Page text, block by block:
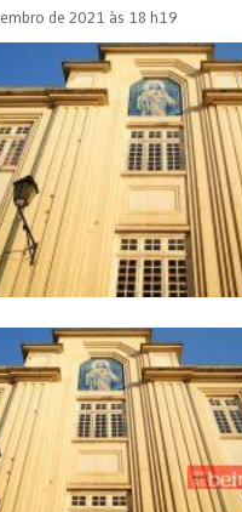
de 2021 às 18 h19